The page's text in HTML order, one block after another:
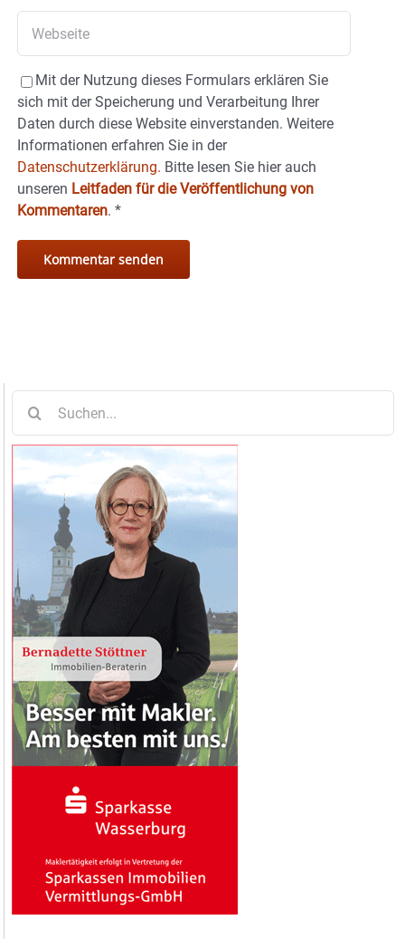
Mit der Nutzung dieses Formulars erklären Sie
sich mit der Speicherung und Verarbeitung Ihrer
Daten durch diese Website einverstanden. Weitere
Informationen erfahren Sie in der
Datenschutzerklärung. Bitte lesen Sie hier auch
unseren Leitfaden für die Veröffentlichung von
Kommentaren. *
nach: